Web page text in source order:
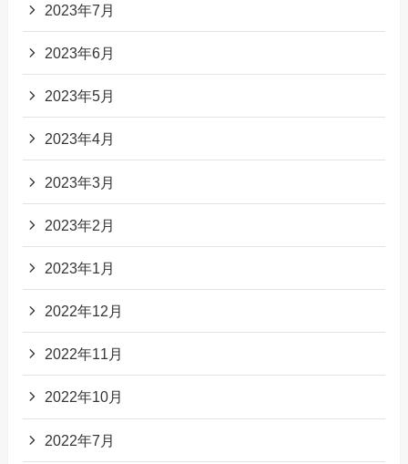
2023年7月
2023年6月
2023年5月
2023年4月
2023年3月
2023年2月
2023年1月
2022年12月
2022年11月
2022年10月
2022年7月